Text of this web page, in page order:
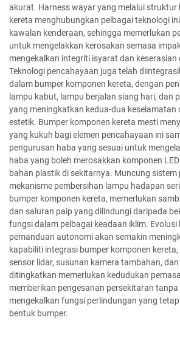
akurat. Harness wayar yang melalui struktur
kereta menghubungkan pelbagai teknologi
kawalan kenderaan, sehingga memerlukan
untuk mengelakkan kerosakan semasa
mengekalkan integriti isyarat dan keserasian
Teknologi pencahayaan juga telah
dalam bumper komponen kereta, dengan
lampu kabut, lampu berjalan siang hari, dan
yang meningkatkan kedua-dua keselamatan
estetik. Bumper komponen kereta mesti
yang kukuh bagi elemen pencahayaan ini
pengurusan haba yang sesuai untuk
haba yang boleh merosakkan komponen
bahan plastik di sekitarnya. Muncung
mekanisme pembersihan lampu hadapan
bumper komponen kereta, memerlukan
dan saluran paip yang dilindungi daripada
fungsi dalam pelbagai keadaan iklim. Evolusi
pemanduan autonomi akan semakin
kapabiliti integrasi bumper komponen
sensor lidar, susunan kamera tambahan,
ditingkatkan memerlukan kedudukan
memberikan pengesanan persekitaran
mengekalkan fungsi perlindungan yang
bentuk bumper.